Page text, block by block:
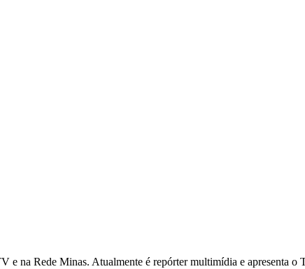
Rede Minas. Atualmente é repórter multimídia e apresenta o